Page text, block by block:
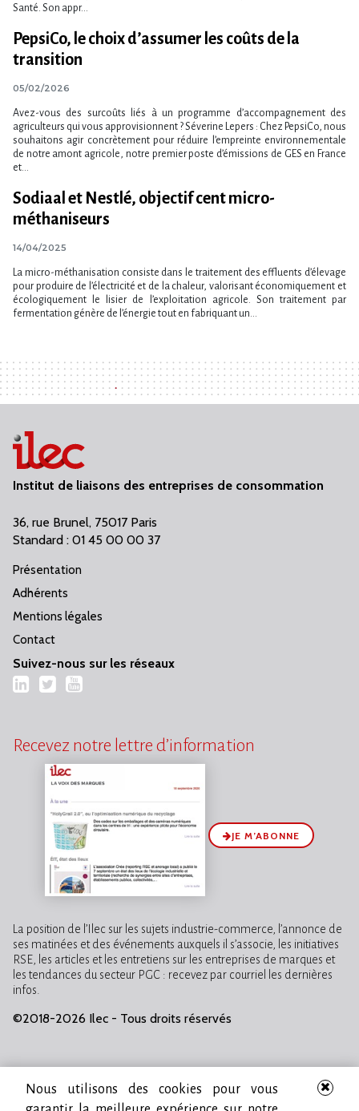
Santé. Son appr...
PepsiCo, le choix d’assumer les coûts de la
transition
05/02/2026
Avez-vous des surcoûts liés à un programme d’accompagnement des
agriculteurs qui vous approvisionnent ? Séverine Lepers : Chez PepsiCo, nous
souhaitons agir concrètement pour réduire l’empreinte environnementale
de notre amont agricole, notre premier poste d’émissions de GES en France
et...
Sodiaal et Nestlé, objectif cent micro-
méthaniseurs
14/04/2025
La micro-méthanisation consiste dans le traitement des effluents d’élevage
pour produire de l’électricité et de la chaleur, valorisant économiquement et
écologiquement le lisier de l’exploitation agricole. Son traitement par
fermentation génère de l’énergie tout en fabriquant un...
Institut de liaisons des entreprises de consommation
36, rue Brunel, 75017 Paris
Standard : 01 45 00 00 37
Présentation
Adhérents
Mentions légales
Contact
Suivez-nous sur les réseaux
LinkedIn
TwitterYouTube
Recevez notre lettre d’information
JE M’ABONNE
La position de l’Ilec sur les sujets industrie-commerce, l’annonce de
ses matinées et des événements auxquels il s’associe, les initiatives
RSE, les articles et les entretiens sur les entreprises de marques et
les tendances du secteur PGC : recevez par courriel les dernières
infos.
©2018-2026 Ilec - Tous droits réservés
Nous utilisons des cookies pour vous